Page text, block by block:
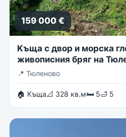
159 000 €
Kъща с двор и морска
живописния бряг на
📍 Тюленово
🏠 Къща📐 328 кв.м🛏 5🛁 5